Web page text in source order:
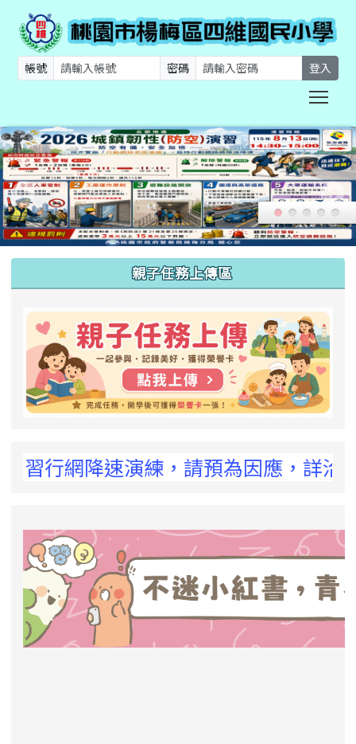
帳號 密碼 登入
親子任務上傳區
速演練，請預為因應，詳洽NCC官網